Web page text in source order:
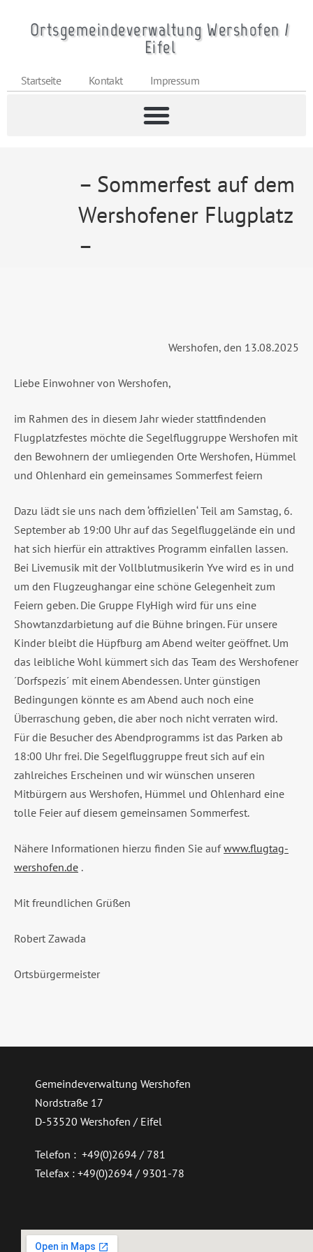
Ortsgemeindeverwaltung Wershofen /
Eifel
Startseite Kontakt Impressum
– Sommerfest auf dem
Wershofener Flugplatz
–
Wershofen, den 13.08.2025
Liebe Einwohner von Wershofen,
im Rahmen des in diesem Jahr wieder stattfindenden
Flugplatzfestes möchte die Segelfluggruppe Wershofen mit
den Bewohnern der umliegenden Orte Wershofen, Hümmel
und Ohlenhard ein gemeinsames Sommerfest feiern
Dazu lädt sie uns nach dem ‘offiziellen‘ Teil am Samstag, 6.
September ab 19:00 Uhr auf das Segelfluggelände ein und
hat sich hierfür ein attraktives Programm einfallen lassen.
Bei Livemusik mit der Vollblutmusikerin Yve wird es in und
um den Flugzeughangar eine schöne Gelegenheit zum
Feiern geben. Die Gruppe FlyHigh wird für uns eine
Showtanzdarbietung auf die Bühne bringen. Für unsere
Kinder bleibt die Hüpfburg am Abend weiter geöffnet. Um
das leibliche Wohl kümmert sich das Team des Wershofener
´Dorfspezis´ mit einem Abendessen. Unter günstigen
Bedingungen könnte es am Abend auch noch eine
Überraschung geben, die aber noch nicht verraten wird.
Für die Besucher des Abendprogramms ist das Parken ab
18:00 Uhr frei. Die Segelfluggruppe freut sich auf ein
zahlreiches Erscheinen und wir wünschen unseren
Mitbürgern aus Wershofen, Hümmel und Ohlenhard eine
tolle Feier auf diesem gemeinsamen Sommerfest.
Nähere Informationen hierzu finden Sie aufwww.flugtag-
wershofen.de .
Mit freundlichen Grüßen
Robert Zawada
Ortsbürgermeister
Gemeindeverwaltung Wershofen
Nordstraße 17
D-53520 Wershofen / Eifel
Telefon : +49(0)2694 / 781
Telefax : +49(0)2694 / 9301-78